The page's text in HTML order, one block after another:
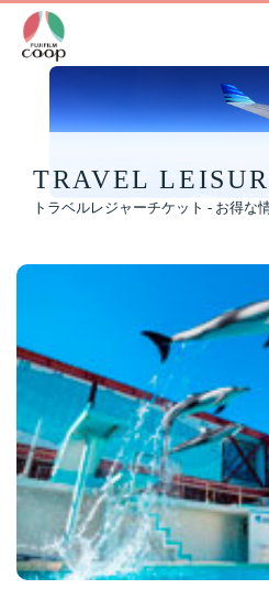
TRAVEL
トラベルレジャーチケット - お得な